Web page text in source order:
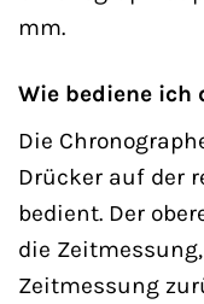
mm.
Wie bediene
Die
Drücker auf der
bedient. Der
die
Zeitmessung